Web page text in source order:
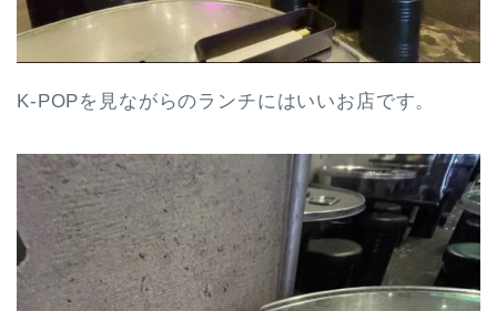
K-POPを見ながらのランチにはいいお店です。